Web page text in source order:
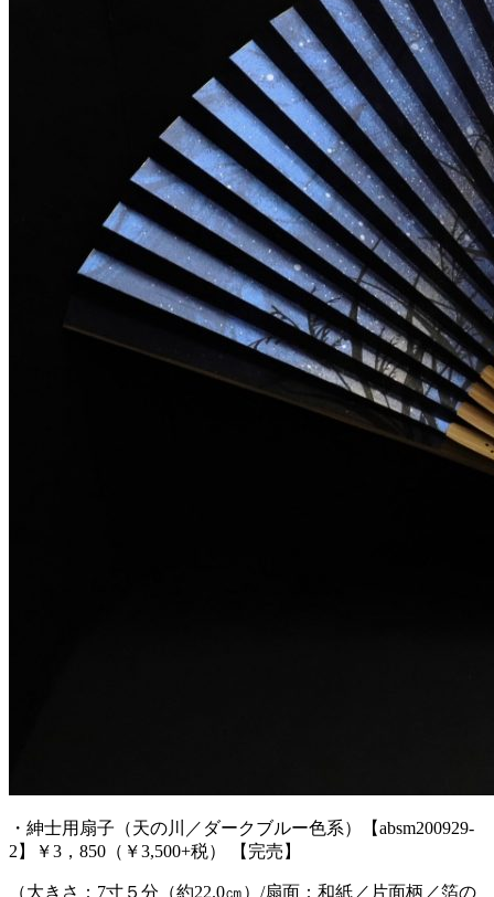
・紳士用扇子（天の川／ダークブルー色系）【absm200929-
2】￥3，850（￥3,500+税） 【完売】
（大きさ：7寸５分（約22.0㎝）/扇面：和紙／片面柄／箔の